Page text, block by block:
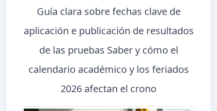
Guía clara sobre fechas clave de
aplicación e publicación de resultados
de las pruebas Saber y cómo el
calendario académico y los feriados
2026 afectan el crono